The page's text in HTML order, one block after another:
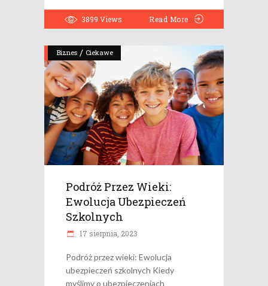
3899 Views Read More
Biznes / Ciekawe
Podróż Przez Wieki:
Ewolucja Ubezpieczeń
Szkolnych
17 sierpnia, 2023
Podróż przez wieki: Ewolucja
ubezpieczeń szkolnych Kiedy
myślimy o ubezpieczeniach